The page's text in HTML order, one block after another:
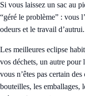
Si vous laissez un sac au
“géré le problème” : vous
odeurs et le travail d’autrui.
Les meilleures eclipse
vos déchets, un autre pour
vous n’êtes pas certain
bouteilles, les emballages,